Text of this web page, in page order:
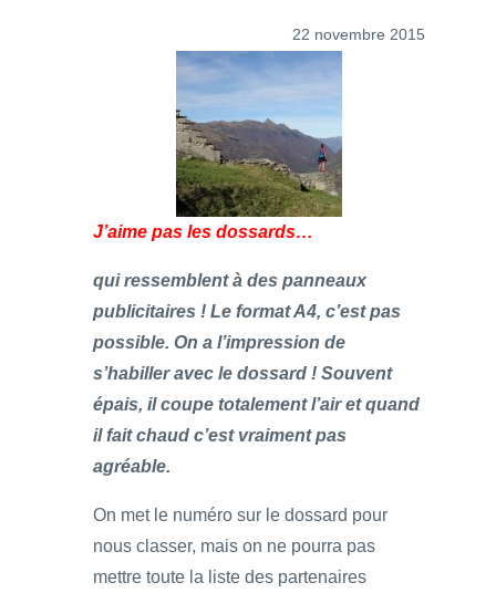
22 novembre 2015
J’aime pas les dossards…
qui ressemblent à des panneaux
publicitaires ! Le format A4, c’est pas
possible. On a l’impression de
s’habiller avec le dossard ! Souvent
épais, il coupe totalement l’air et quand
il fait chaud c’est vraiment pas
agréable.
On met le numéro sur le dossard pour
nous classer, mais on ne pourra pas
mettre toute la liste des partenaires